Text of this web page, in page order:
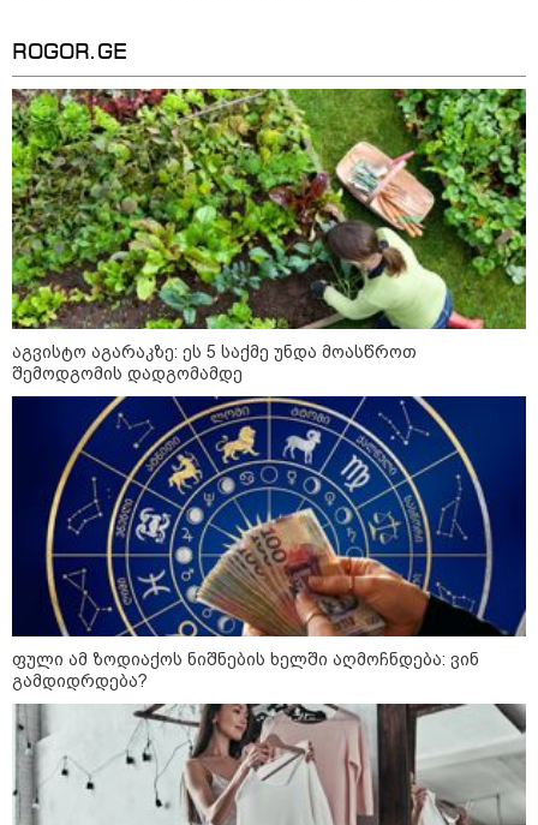
"2008 წელს საქართველო
ისტორიული კატასტროფა და
რაც რუსმა ჯარით ვერ აიღო,
შიდა ღალატით გაინაღდა" -
მიხეილ სააკაშვილი
14:20 / 07-08-2026
"ჩემი აზრით, ენამ გაუსწრო
აზრს და არ არის ეს კარგი,
თუმცა თუ რაიმეში არ მეპარება
ეჭვი, გიორგი ბარამიძის
პატრიოტიზმია" - ნიკა გვარამია
13:42 / 07-08-2026
"საქართველო მშვიდი ქვეყანაა,
სტუმართმოყვარე ხალხი ვართ
და ყველას შეუძლია ჩამოვიდეს,
არავინ შეზღუდული არაა" - კახა
კალაძე
13:27 / 07-08-2026
"სტუმართმოყვარე ხალხი ვართ
- რუსს, ყაზახს, უკრაინელს,
შვეიცარიელს, იტალიელს,
ამერიკელს, შეუძლია
ჩამოვიდეს, დახარჯოს ფული...
არავინ შეზღუდული არაა" -
კატეგორიის ყველა სიახლე
ROGOR.GE
აგვისტო აგარაკზე: ეს 5 საქმე უნდა მოასწროთ
შემოდგომის დადგომამდე
ფული ამ ზოდიაქოს ნიშნების ხელში აღმოჩნდება: ვინ
გამდიდრდება?